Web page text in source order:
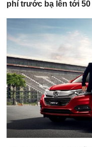
phí trước bạ lên tới